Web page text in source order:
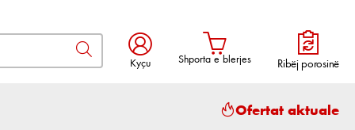
Kyçu Shporta e blerjes
Shporta përmban 0 artikuj. Vlera
Ribëj porosinë
Ofertat aktuale